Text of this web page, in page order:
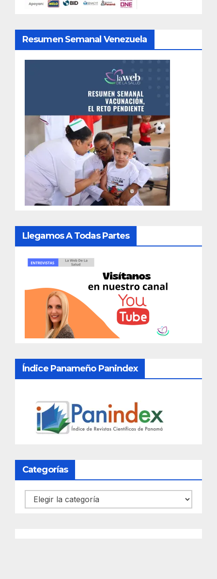
Resumen Semanal Venezuela
Llegamos A Todas Partes
Índice Panameño Panindex
Categorías
Categorías